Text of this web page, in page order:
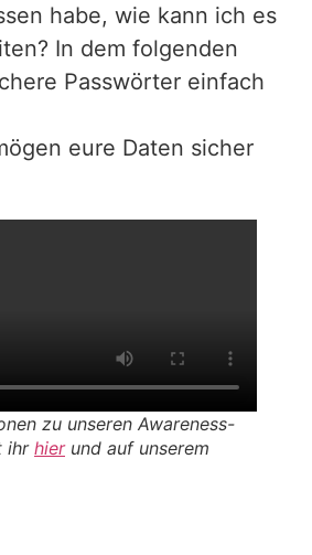
habe, wie kann ich es
In dem folgenden
Passwörter einfach
eure Daten sicher
zu unseren Awareness-
ihrhierund auf unserem